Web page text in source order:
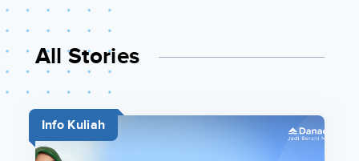
All Stories
Info Kuliah